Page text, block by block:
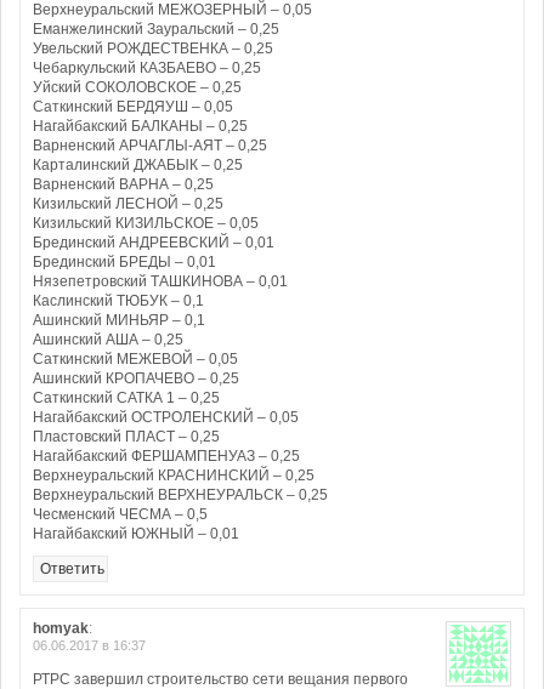
Верхнеуральский МЕЖОЗЕРНЫЙ – 0,05
Еманжелинский Зауральский – 0,25
Увельский РОЖДЕСТВЕНКА – 0,25
Чебаркульский КАЗБАЕВО – 0,25
Уйский СОКОЛОВСКОЕ – 0,25
Саткинский БЕРДЯУШ – 0,05
Нагайбакский БАЛКАНЫ – 0,25
Варненский АРЧАГЛЫ-АЯТ – 0,25
Карталинский ДЖАБЫК – 0,25
Варненский ВАРНА – 0,25
Кизильский ЛЕСНОЙ – 0,25
Кизильский КИЗИЛЬСКОЕ – 0,05
Брединский АНДРЕЕВСКИЙ – 0,01
Брединский БРЕДЫ – 0,01
Нязепетровский ТАШКИНОВА – 0,01
Каслинский ТЮБУК – 0,1
Ашинский МИНЬЯР – 0,1
Ашинский АША – 0,25
Саткинский МЕЖЕВОЙ – 0,05
Ашинский КРОПАЧЕВО – 0,25
Саткинский САТКА 1 – 0,25
Нагайбакский ОСТРОЛЕНСКИЙ – 0,05
Пластовский ПЛАСТ – 0,25
Нагайбакский ФЕРШАМПЕНУАЗ – 0,25
Верхнеуральский КРАСНИНСКИЙ – 0,25
Верхнеуральский ВЕРХНЕУРАЛЬСК – 0,25
Чесменский ЧЕСМА – 0,5
Нагайбакский ЮЖНЫЙ – 0,01
Ответить
homyak:
06.06.2017 в 16:37
РТРС завершил строительство сети вещания первого